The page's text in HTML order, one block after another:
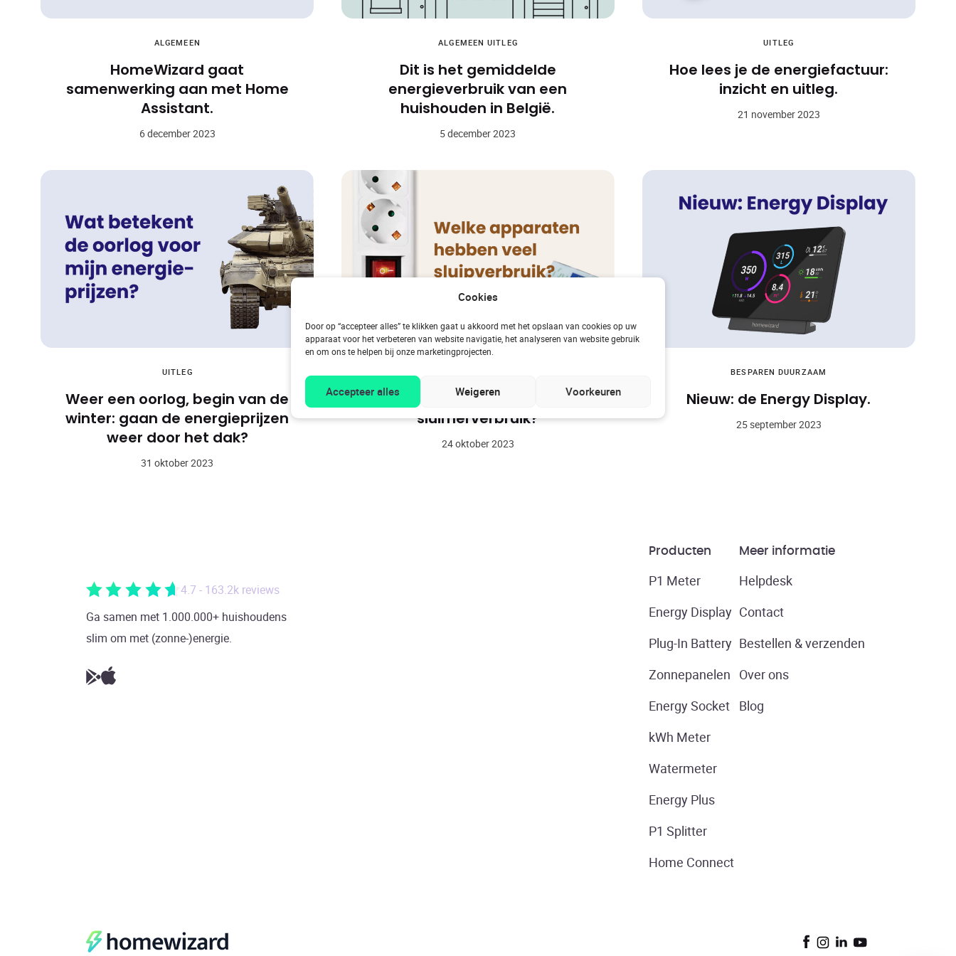
Cookies
Door op “accepteer alles” te klikken gaat u akkoord met het opslaan van cookies op uw
apparaat voor het verbeteren van website navigatie, het analyseren van website gebruik
en om ons te helpen bij onze marketingprojecten.
Accepteer alles Weigeren Voorkeuren
ALGEMEEN
HomeWizard gaat
samenwerking aan met Home
Assistant.
6 december 2023
ALGEMEEN UITLEG
Dit is het gemiddelde
energieverbruik van een
huishouden in België.
5 december 2023
UITLEG
Hoe lees je de energiefactuur:
inzicht en uitleg.
21 november 2023
UITLEG
Weer een oorlog, begin van de
winter: gaan de energieprijzen
weer door het dak?
31 oktober 2023
Welke toestellen hebben veel
sluimerverbruik?
24 oktober 2023
BESPAREN DUURZAAM
Nieuw: de Energy Display.
25 september 2023
4.7 - 163.2k reviews
Ga samen met 1.000.000+ huishoudens
slim om met (zonne-)energie.
Producten
P1 Meter
Energy Display
Plug-In Battery
Zonnepanelen
Energy Socket
kWh Meter
Watermeter
Energy Plus
P1 Splitter
Home Connect
Meer informatie
Helpdesk
Contact
Bestellen & verzenden
Over ons
Blog